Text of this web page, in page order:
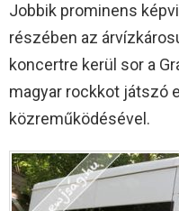
Jobbik prominens
részében az
koncertre kerül sor a
magyar rockkot játszó
közreműködésével.